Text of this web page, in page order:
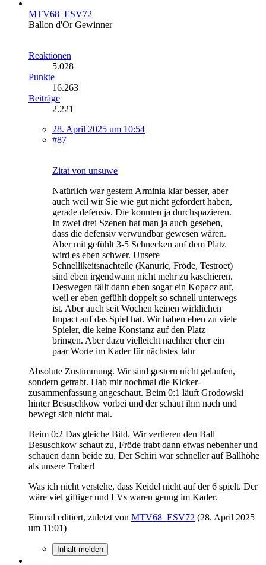
MTV68_ESV72
Ballon d'Or Gewinner
Reaktionen
5.028
Punkte
16.263
Beiträge
2.221
28. April 2025 um 10:54
#87
Zitat von unsuwe
Natürlich war gestern Arminia klar besser, aber
auch weil wir Sie wie gut nicht gefordert haben,
gerade defensiv. Die konnten ja durchspazieren.
In zwei drei Szenen hat man ja auch gesehen,
dass die defensiv verwundbar gewesen wären.
Aber mit gefühlt 3-5 Schnecken auf dem Platz
wird es eben schwer. Unsere
Schnellikeitsnachteile (Kanuric, Fröde, Testroet)
sind eben irgendwann nicht mehr zu kaschieren.
Deswegen fällt dann eben sogar ein Kopacz auf,
weil er eben gefühlt doppelt so schnell unterwegs
ist. Aber auch seit Wochen keinen wirklichen
Impact auf das Spiel hat. Wir haben eben zu viele
Spieler, die keine Konstanz auf den Platz
bringen. Aber dazu vielleicht nachher eher ein
paar Worte im Kader für nächstes Jahr
Absolute Zustimmung. Wir sind gestern nicht gelaufen,
sondern getrabt. Hab mir nochmal die Kicker-
zusammenfassung angeschaut. Beim 0:1 läuft Grodowski
hinter Besuschkow vorbei und der schaut ihm nach und
bewegt sich nicht mal.
Beim 0:2 Das gleiche Bild. Wir verlieren den Ball
Besuschkow schaut zu, Fröde trabt dann etwas nebenher und
schauen dann beide zu. Der Schiri war schneller auf Ballhöhe
als unsere Traber!
Was ich nicht verstehe, dass Keidel nicht auf der 6 spielt. Der
wäre viel giftiger und LVs waren genug im Kader.
Einmal editiert, zuletzt von MTV68_ESV72 (28. April 2025
um 11:01)
Inhalt melden